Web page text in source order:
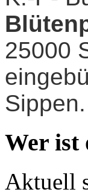
25000
Sippen.
Wer ist
Aktuell